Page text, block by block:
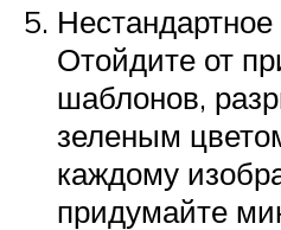
Отойдите от
шаблонов,
зеленым
каждому
придумайте